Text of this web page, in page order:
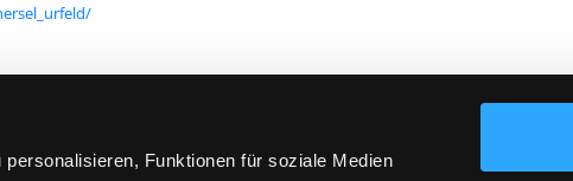
Funktionen für soziale Medien